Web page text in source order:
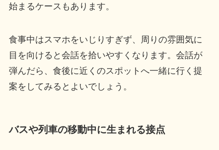
始まるケースもあります。
食事中はスマホをいじりすぎず、周りの雰囲気に
目を向けると会話を拾いやすくなります。会話が
弾んだら、食後に近くのスポットへ一緒に行く提
案をしてみるとよいでしょう。
バスや列車の移動中に生まれる接点